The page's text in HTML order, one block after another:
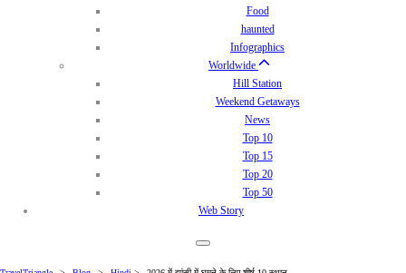
Food
haunted
Infographics
Worldwide
Hill Station
Weekend Getaways
News
Top 10
Top 15
Top 20
Top 50
Web Story